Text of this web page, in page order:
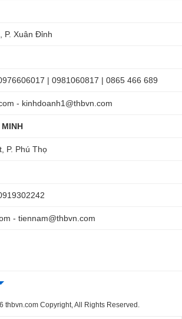
P. Xuân Đỉnh
| 0981060817 | 0865 466 689
- kinhdoanh1@thbvn.com
P. Phú Thọ
- tiennam@thbvn.com
thbvn.com Copyright, All Rights Reserved.